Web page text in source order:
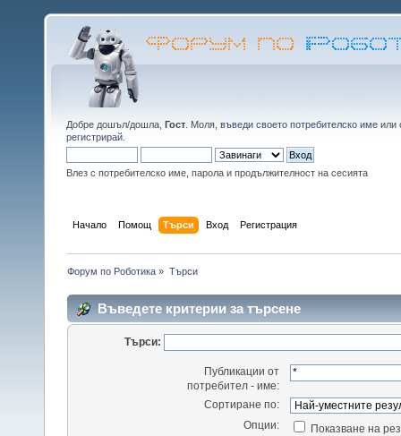
Добре дошъл/дошла, Гост . Моля, въведи своето потребителско име или
регистрирай
Влез с потребителско име, парола и продължителност на сесията
Начало Помощ Търси Вход Регистрация
Форум по Роботика » Търси
Въведете критерии за търсене
Търси:
Публикации от
потребител - име:
Сортиране по:
Опции:
Показване на